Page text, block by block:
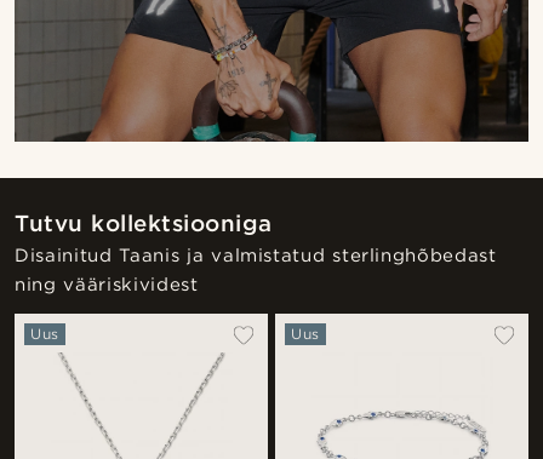
Tutvu kollektsiooniga
Disainitud Taanis ja valmistatud sterlinghõbedast
ning vääriskividest
Uus Uus